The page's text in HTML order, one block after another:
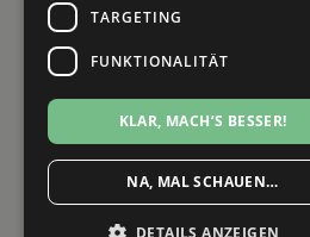
TARGETING
FUNKTIONALITÄT
KLAR, MACH’S BESSER!
NA, MAL SCHAUEN…
DETAILS ANZEIGEN